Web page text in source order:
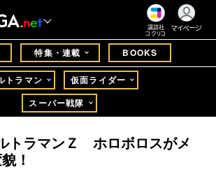
講談社
コクリコ
マイページ
特集・連載 BOOKS
トラマン
仮面ライダー
スーパー戦隊
トラマンＺ ホロボロスがメ
！